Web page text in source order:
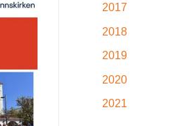
2017
2018
2019
2020
2021